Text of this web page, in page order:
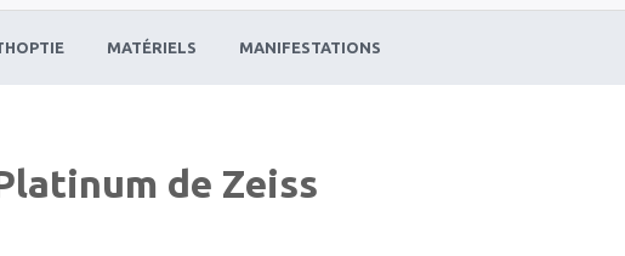
MATÉRIELS MANIFESTATIONS
de Zeiss